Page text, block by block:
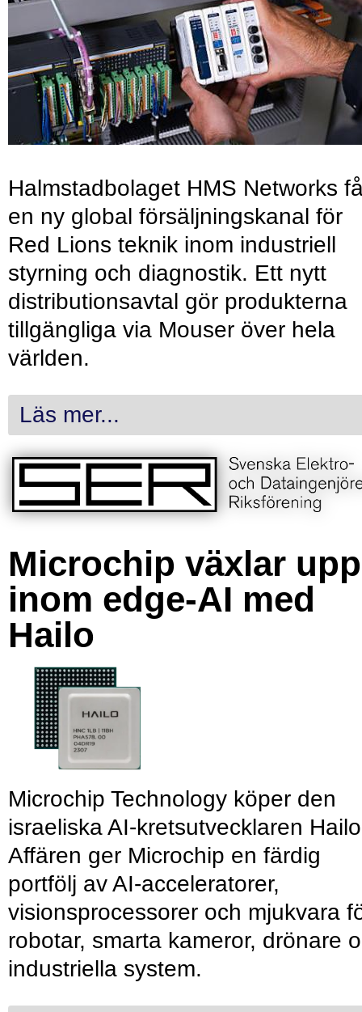
Halmstadbolaget HMS Networks
en ny global försäljningskanal för
Red Lions teknik inom industriell
styrning och diagnostik. Ett nytt
distributionsavtal gör produkterna
tillgängliga via Mouser över hela
världen.
Läs mer...
Microchip växlar upp
inom edge-AI med
Hailo
Microchip Technology köper den
israeliska AI-kretsutvecklaren
Affären ger Microchip en färdig
portfölj av AI-acceleratorer,
visionsprocessorer och mjukvara
robotar, smarta kameror, drönare
industriella system.